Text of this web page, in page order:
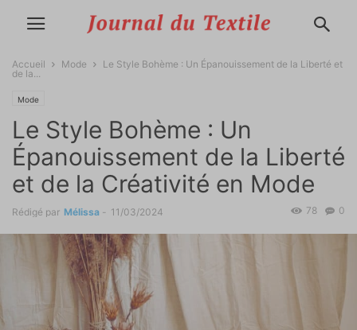
Accueil Mode
Le Style Bohème : Un Épanouissement de la Liberté et
de la...
Mode
Le Style Bohème : Un
Épanouissement de la Liberté
et de la Créativité en Mode
Rédigé par Mélissa - 11/03/2024 0
78